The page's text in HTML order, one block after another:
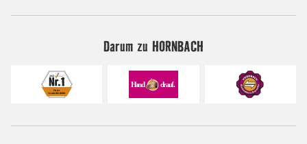
Darum zu HORNBACH